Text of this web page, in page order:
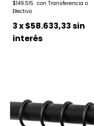
$149.515
3x$58.633,33sin
interés